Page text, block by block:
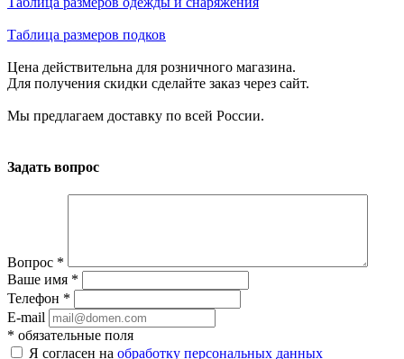
Таблица размеров подков
Цена действительна для розничного магазина.
Для получения скидки сделайте заказ через сайт.
Мы предлагаем доставку по всей России.
Задать вопрос
Вопрос *
Ваше имя *
Телефон *
E-mail
* обязательные поля
Я согласен на обработку персональных данных